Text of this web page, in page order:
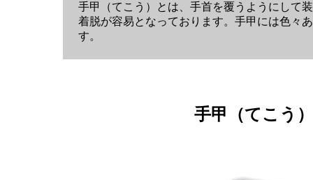
手甲（てこう）とは、手首を覆うようにして
着脱が容易となっております。手甲には色々
す。
手甲（てこう）